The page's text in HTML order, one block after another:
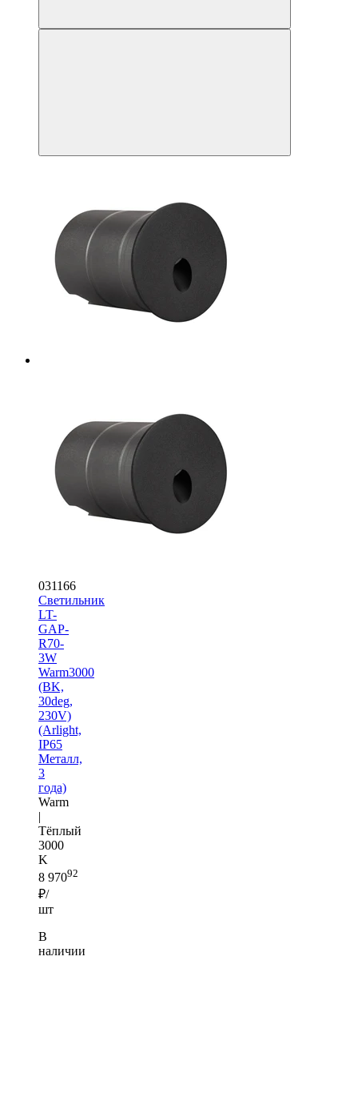
031166
Светильник
LT-
GAP-
R70-
3W
Warm3000
(BK,
30deg,
230V)
(Arlight,
IP65
Металл,
3
года)
Warm
|
Тёплый
3000
K
8 97092
₽/
шт
В
наличии